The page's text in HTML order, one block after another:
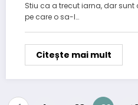
Stiu ca a trecut iarna, dar sunt
pe care o sa-l…
Citește mai mult